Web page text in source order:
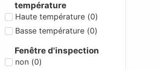
température
Haute température (0)
Basse température (0)
Fenêtre d'inspection
non (0)